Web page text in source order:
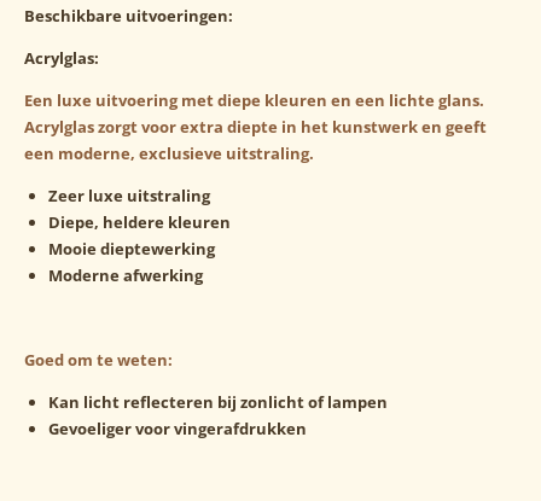
Beschikbare uitvoeringen:
Acrylglas:
Een luxe uitvoering met diepe kleuren en een lichte glans.
Acrylglas zorgt voor extra diepte in het kunstwerk en geeft
een moderne, exclusieve uitstraling.
Zeer luxe uitstraling
Diepe, heldere kleuren
Mooie dieptewerking
Moderne afwerking
Goed om te weten:
Kan licht reflecteren bij zonlicht of lampen
Gevoeliger voor vingerafdrukken